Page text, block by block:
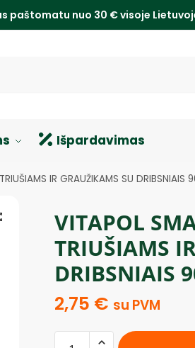
paštomatu nuo 30 € visoje
Išpardavimas
IR GRAUŽIKAMS SU
VITAPOL
TRIUŠIAMS
DRIBSNIAIS
2,75 € su PVM